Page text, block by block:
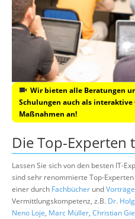
Wir bieten alle Beratungen
Schulungen auch als interaktive
Maßnahmen an!
Die Top-Experten
Lassen Sie sich von den besten IT-
sind sehr renommierte Top-
einer durch Fachbücher undVorträge
Vermittlungskompetenz, z.B. Dr.
Neno Loje, Marc Müller, Christian